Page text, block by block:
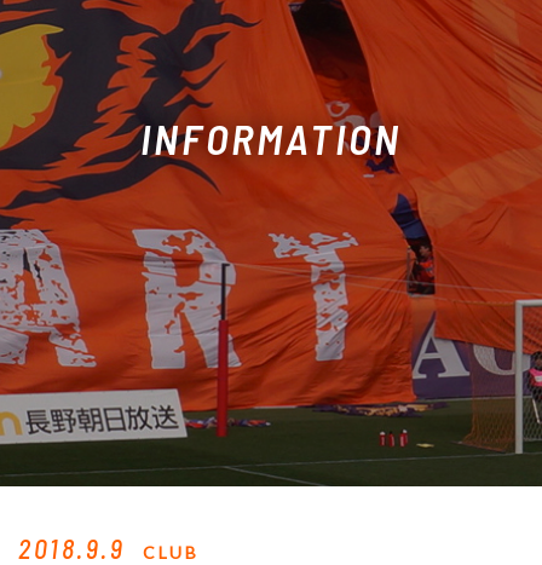
INFORMATION
2018.9.9 CLUB